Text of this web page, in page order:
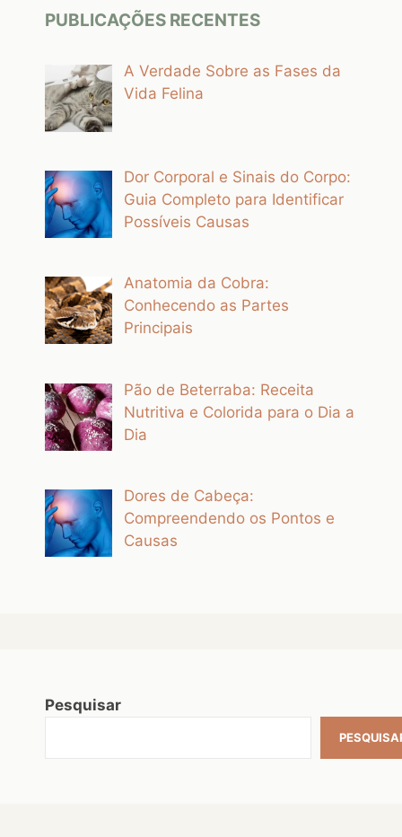
PUBLICAÇÕES RECENTES
A Verdade Sobre as Fases da
Vida Felina
Dor Corporal e Sinais do Corpo:
Guia Completo para Identificar
Possíveis Causas
Anatomia da Cobra:
Conhecendo as Partes
Principais
Pão de Beterraba: Receita
Nutritiva e Colorida para o Dia a
Dia
Dores de Cabeça:
Compreendendo os Pontos e
Causas
Pesquisar